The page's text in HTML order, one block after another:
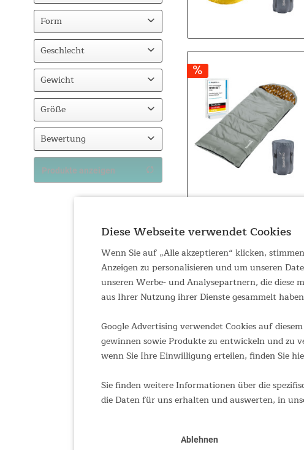
2-3
Form
Deckenform
Geschlecht
Erwachsene
Kinder
Gewicht
1kg-2kg
2kg-3kg
Größe
170
220
Bewertung
& mehr
& mehr
& mehr
Produkte anzeigen
Diese Webseite verwendet Cookies
Wenn Sie auf „Alle akzeptieren“ klicken,
Anzeigen zu personalisieren und um unseren
unseren Werbe- und Analysepartnern, die diese
aus Ihrer Nutzung ihrer Dienste gesammelt
Google Advertising verwendet Cookies auf
gewinnen sowie Produkte zu entwickeln und zu
wenn Sie Ihre Einwilligung erteilen, finden Sie
Sie finden weitere Informationen über die
die Daten für uns erhalten und auswerten, in
Ablehnen